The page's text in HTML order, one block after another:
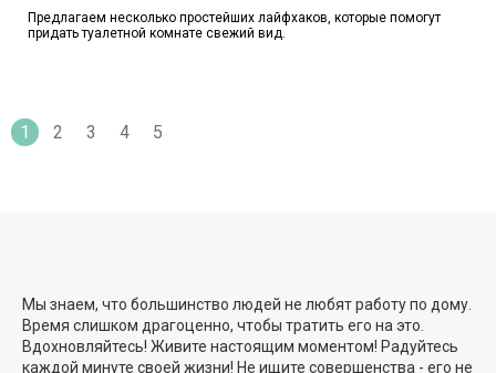
Предлагаем несколько простейших лайфхаков, которые помогут
придать туалетной комнате свежий вид.
1 2 3 4 5
Мы знаем, что большинство людей не любят работу по дому.
Время слишком драгоценно, чтобы тратить его на это.
Вдохновляйтесь! Живите настоящим моментом! Радуйтесь
каждой минуте своей жизни! Не ищите совершенства - его не